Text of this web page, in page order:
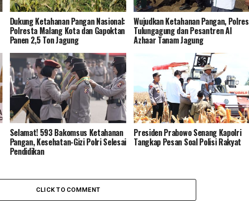
Dukung Ketahanan Pangan Nasional:
Polresta Malang Kota dan Gapoktan
Panen 2,5 Ton Jagung
Wujudkan Ketahanan Pangan, Polres
Tulungagung dan Pesantren Al
Azhaar Tanam Jagung
Selamat! 593 Bakomsus Ketahanan
Pangan, Kesehatan-Gizi Polri Selesai
Pendidikan
Presiden Prabowo Senang Kapolri
Tangkap Pesan Soal Polisi Rakyat
CLICK TO COMMENT